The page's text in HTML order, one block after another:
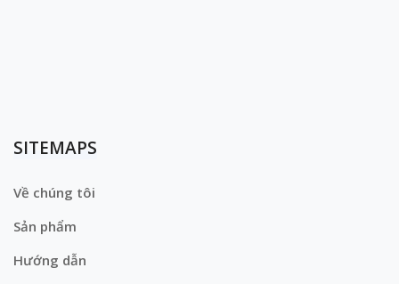
SITEMAPS
Về chúng tôi
Sản phẩm
Hướng dẫn